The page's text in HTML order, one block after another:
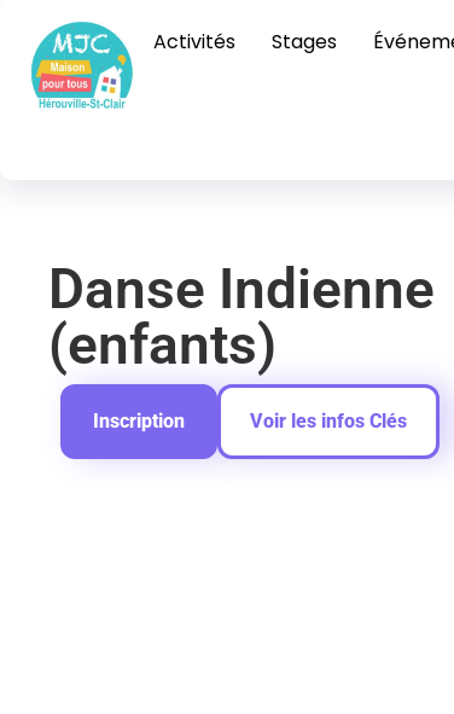
Activités Stages
Danse
Danse Indienne
(enfants)
Inscription Voir les infos Clés